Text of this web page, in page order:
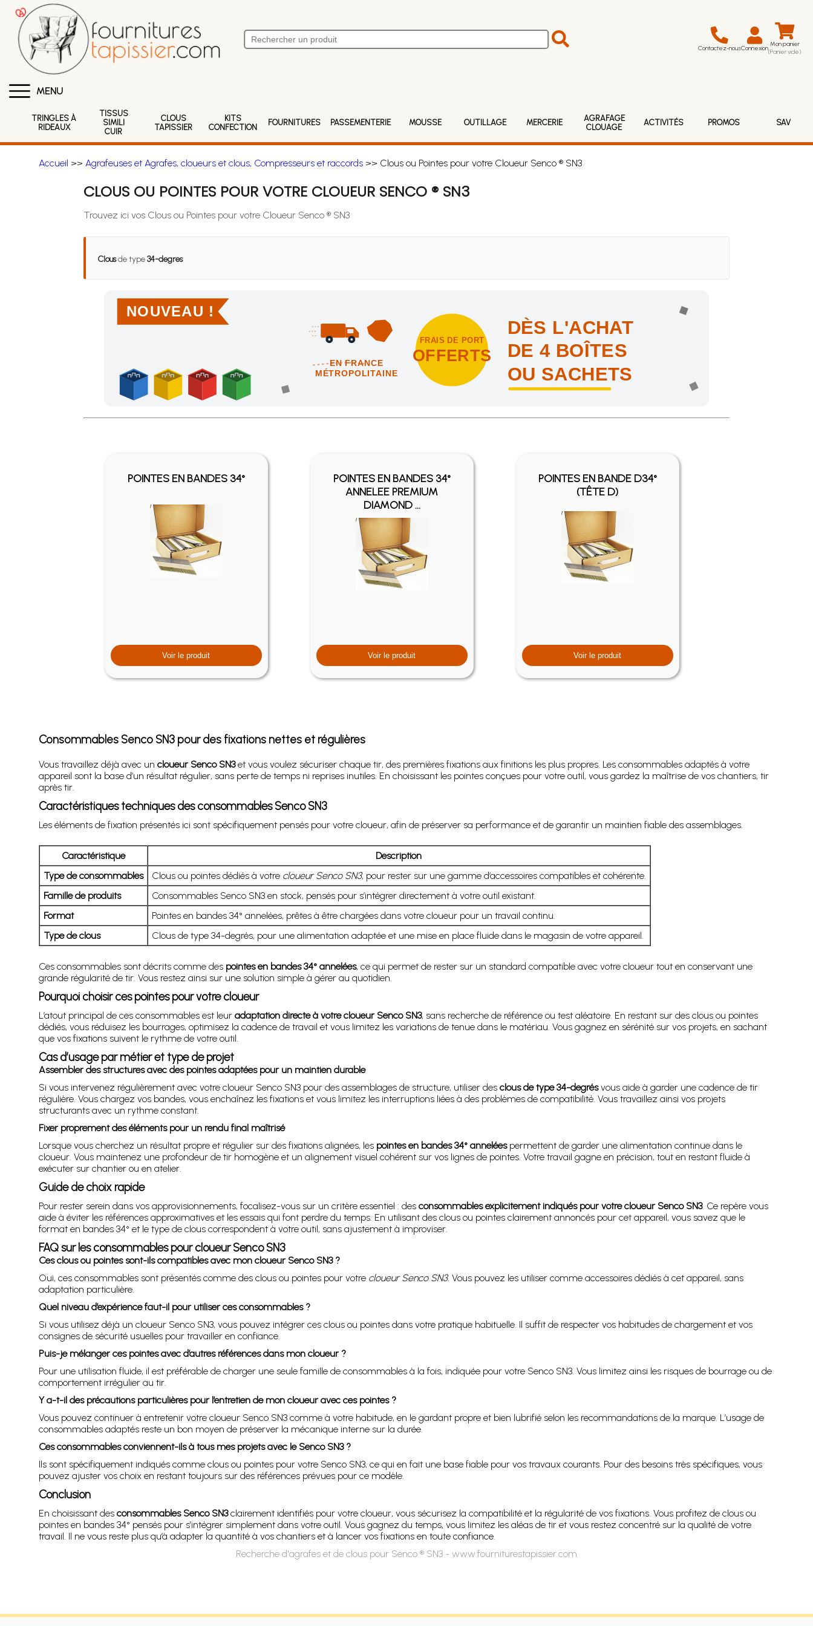
Contactez-nousConnexion Mon panier
(Panier vide)
MENU
TRINGLES À
RIDEAUX
TISSUS
SIMILI
CUIR
CLOUS
TAPISSIER
KITS
CONFECTION
FOURNITURES PASSEMENTERIE MOUSSE OUTILLAGE MERCERIE
AGRAFAGE
CLOUAGE
ACTIVITÉS PROMOS SAV
Accueil >> Agrafeuses et Agrafes, cloueurs et clous, Compresseurs et raccords>> Clous ou Pointes pour votre Cloueur Senco ® SN3
CLOUS OU POINTES POUR VOTRE CLOUEUR SENCO ® SN3
Trouvez ici vos Clous ou Pointes pour votre Cloueur Senco ® SN3
Clousde type34-degres
NOUVEAU !
EN FRANCE
MÉTROPOLITAINE
FRAIS DE PORT
OFFERTS
DÈS L'ACHAT
DE 4 BOÎTES
OU SACHETS
Achetez 4 sachets ou boîtes d'agrafes ou de pointes et nous vous offrons les frais de port en France métropolitaine !
POINTES EN BANDES 34°
Voir le produit
POINTES EN BANDES 34°
ANNELEE PREMIUM
DIAMOND ...
Voir le produit
POINTES EN BANDE D34°
(TÊTE D)
Voir le produit
Consommables Senco SN3 pour des fixations nettes et régulières
Vous travaillez déjà avec un cloueur Senco SN3et vous voulez sécuriser chaque tir, des premières fixations aux finitions les plus propres. Les consommables adaptés à votre
appareil sont la base d’un résultat régulier, sans perte de temps ni reprises inutiles. En choisissant les pointes conçues pour votre outil, vous gardez la maîtrise de vos chantiers, tir
après tir.
Caractéristiques techniques des consommables Senco SN3
Les éléments de fixation présentés ici sont spécifiquement pensés pour votre cloueur, afin de préserver sa performance et de garantir un maintien fiable des assemblages.
Caractéristique
Description
Type de consommables
Clous ou pointes dédiés à votre cloueur Senco SN3, pour rester sur une gamme d’accessoires compatibles et cohérente.
Famille de produits
Consommables Senco SN3 en stock, pensés pour s’intégrer directement à votre outil existant.
Format
Pointes en bandes 34° annelées, prêtes à être chargées dans votre cloueur pour un travail continu.
Type de clous
Clous de type 34-degrés, pour une alimentation adaptée et une mise en place fluide dans le magasin de votre appareil.
Ces consommables sont décrits comme des pointes en bandes 34° annelées, ce qui permet de rester sur un standard compatible avec votre cloueur tout en conservant une
grande régularité de tir. Vous restez ainsi sur une solution simple à gérer au quotidien.
Pourquoi choisir ces pointes pour votre cloueur
L’atout principal de ces consommables est leur adaptation directe à votre cloueur Senco SN3, sans recherche de référence ou test aléatoire. En restant sur des clous ou pointes
dédiés, vous réduisez les bourrages, optimisez la cadence de travail et vous limitez les variations de tenue dans le matériau. Vous gagnez en sérénité sur vos projets, en sachant
que vos fixations suivent le rythme de votre outil.
Cas d’usage par métier et type de projet
Assembler des structures avec des pointes adaptées pour un maintien durable
Si vous intervenez régulièrement avec votre cloueur Senco SN3 pour des assemblages de structure, utiliser des clous de type 34-degrésvous aide à garder une cadence de tir
régulière. Vous chargez vos bandes, vous enchaînez les fixations et vous limitez les interruptions liées à des problèmes de compatibilité. Vous travaillez ainsi vos projets
structurants avec un rythme constant.
Fixer proprement des éléments pour un rendu final maîtrisé
Lorsque vous cherchez un résultat propre et régulier sur des fixations alignées, les pointes en bandes 34° anneléespermettent de garder une alimentation continue dans le
cloueur. Vous maintenez une profondeur de tir homogène et un alignement visuel cohérent sur vos lignes de pointes. Votre travail gagne en précision, tout en restant fluide à
exécuter sur chantier ou en atelier.
Guide de choix rapide
Pour rester serein dans vos approvisionnements, focalisez-vous sur un critère essentiel : des consommables explicitement indiqués pour votre cloueur Senco SN3. Ce repère vous
aide à éviter les références approximatives et les essais qui font perdre du temps. En utilisant des clous ou pointes clairement annoncés pour cet appareil, vous savez que le
format en bandes 34° et le type de clous correspondent à votre outil, sans ajustement à improviser.
FAQ sur les consommables pour cloueur Senco SN3
Ces clous ou pointes sont-ils compatibles avec mon cloueur Senco SN3 ?
Oui, ces consommables sont présentés comme des clous ou pointes pour votre cloueur Senco SN3. Vous pouvez les utiliser comme accessoires dédiés à cet appareil, sans
adaptation particulière.
Quel niveau d’expérience faut-il pour utiliser ces consommables ?
Si vous utilisez déjà un cloueur Senco SN3, vous pouvez intégrer ces clous ou pointes dans votre pratique habituelle. Il suffit de respecter vos habitudes de chargement et vos
consignes de sécurité usuelles pour travailler en confiance.
Puis-je mélanger ces pointes avec d’autres références dans mon cloueur ?
Pour une utilisation fluide, il est préférable de charger une seule famille de consommables à la fois, indiquée pour votre Senco SN3. Vous limitez ainsi les risques de bourrage ou de
comportement irrégulier au tir.
Y a-t-il des précautions particulières pour l’entretien de mon cloueur avec ces pointes ?
Vous pouvez continuer à entretenir votre cloueur Senco SN3 comme à votre habitude, en le gardant propre et bien lubrifié selon les recommandations de la marque. L’usage de
consommables adaptés reste un bon moyen de préserver la mécanique interne sur la durée.
Ces consommables conviennent-ils à tous mes projets avec le Senco SN3 ?
Ils sont spécifiquement indiqués comme clous ou pointes pour votre Senco SN3, ce qui en fait une base fiable pour vos travaux courants. Pour des besoins très spécifiques, vous
pouvez ajuster vos choix en restant toujours sur des références prévues pour ce modèle.
Conclusion
En choisissant des consommables Senco SN3clairement identifiés pour votre cloueur, vous sécurisez la compatibilité et la régularité de vos fixations. Vous profitez de clous ou
pointes en bandes 34° pensés pour s’intégrer simplement dans votre outil. Vous gagnez du temps, vous limitez les aléas de tir et vous restez concentré sur la qualité de votre
travail. Il ne vous reste plus qu’à adapter la quantité à vos chantiers et à lancer vos fixations en toute confiance.
Recherche d'agrafes et de clous pour Senco ® SN3 - www.fourniturestapissier.com